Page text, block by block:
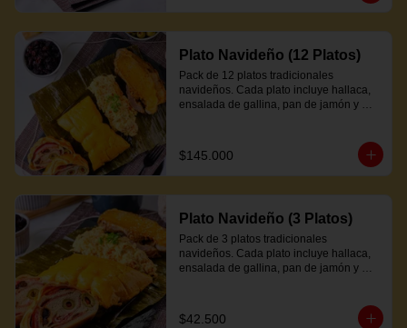
Plato Navideño (12 Platos)
Pack de 12 platos tradicionales
navideños. Cada plato incluye hallaca,
ensalada de gallina, pan de jamón y
$145.000
Plato Navideño (3 Platos)
Pack de 3 platos tradicionales
navideños. Cada plato incluye hallaca,
ensalada de gallina, pan de jamón y
$42.500